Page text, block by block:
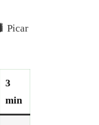
Picar
3
min